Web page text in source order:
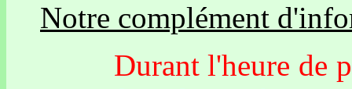
Notre complément
Durant l'heure de